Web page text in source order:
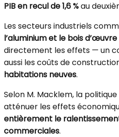
PIB en recul de 1,6 %au
Les secteurs industriels
l’aluminium et le bois d’œuvre
directement les effets — un
aussi les coûts de
habitations neuves.
Selon M. Macklem, la
atténuer les effets
entièrement le
commerciales.